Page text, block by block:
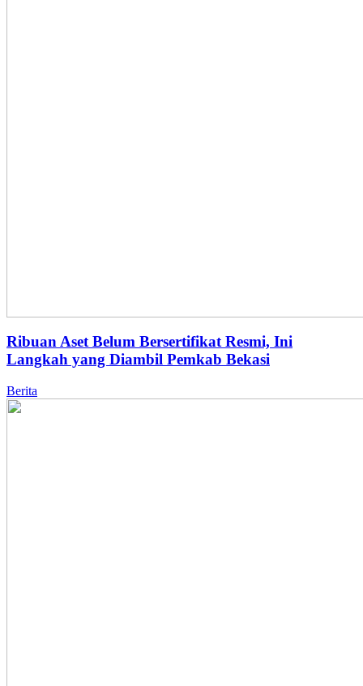
Ribuan Aset Belum Bersertifikat Resmi, Ini
Langkah yang Diambil Pemkab Bekasi
Berita